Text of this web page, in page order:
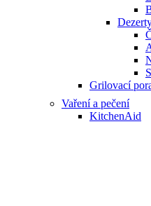
Grilovací
Vaření a pečení
KitchenAid